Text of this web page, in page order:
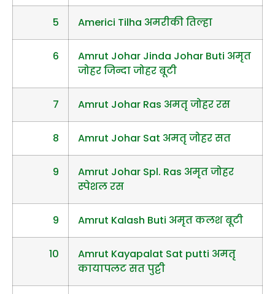
5 Americi Tilha अमरीकी तिल्हा
6
Amrut Johar Jinda Johar Buti अमृत
जोहर जिन्दा जोहर बूटी
7 Amrut Johar Ras अमतृ जोहर रस
8 Amrut Johar Sat अमतृ जोहर सत
9
Amrut Johar Spl. Ras अमृत जोहर
स्पेशल रस
9 Amrut Kalash Buti अमृत कलश बूटी
10
Amrut Kayapalat Sat putti अमतृ
कायापलट सत पुट्टी